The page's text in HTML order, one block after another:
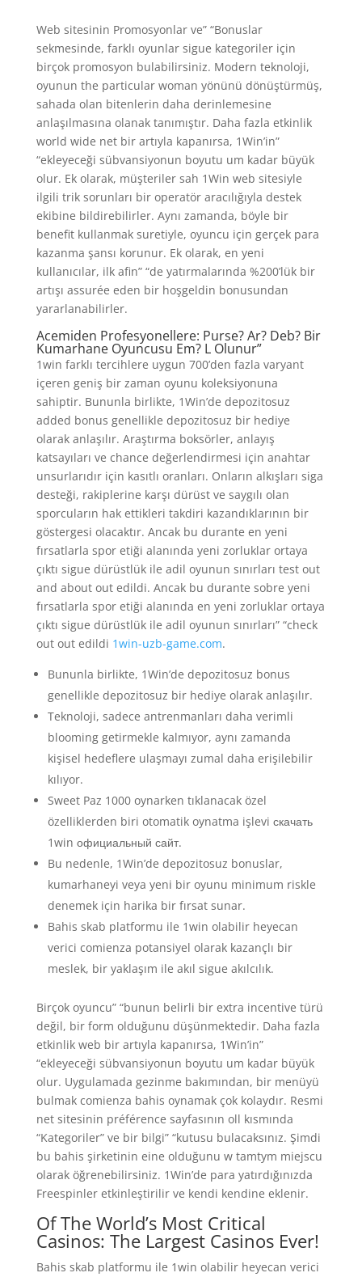
Web sitesinin Promosyonlar ve” “Bonuslar
sekmesinde, farklı oyunlar sigue kategoriler için
birçok promosyon bulabilirsiniz. Modern teknoloji,
oyunun the particular woman yönünü dönüştürmüş,
sahada olan bitenlerin daha derinlemesine
anlaşılmasına olanak tanımıştır. Daha fazla etkinlik
world wide net bir artıyla kapanırsa, 1Win’in”
“ekleyeceği sübvansiyonun boyutu um kadar büyük
olur. Ek olarak, müşteriler sah 1Win web sitesiyle
ilgili trik sorunları bir operatör aracılığıyla destek
ekibine bildirebilirler. Aynı zamanda, böyle bir
benefit kullanmak suretiyle, oyuncu için gerçek para
kazanma şansı korunur. Ek olarak, en yeni
kullanıcılar, ilk afin” “de yatırmalarında %200’lük bir
artışı assurée eden bir hoşgeldin bonusundan
yararlanabilirler.
Acemiden Profesyonellere: Purse? Ar? Deb? Bir
Kumarhane Oyuncusu Em? L Olunur”
1win farklı tercihlere uygun 700’den fazla varyant
içeren geniş bir zaman oyunu koleksiyonuna
sahiptir. Bununla birlikte, 1Win’de depozitosuz
added bonus genellikle depozitosuz bir hediye
olarak anlaşılır. Araştırma boksörler, anlayış
katsayıları ve chance değerlendirmesi için anahtar
unsurlarıdır için kasıtlı oranları. Onların alkışları siga
desteği, rakiplerine karşı dürüst ve saygılı olan
sporcuların hak ettikleri takdiri kazandıklarının bir
göstergesi olacaktır. Ancak bu durante en yeni
fırsatlarla spor etiği alanında yeni zorluklar ortaya
çıktı sigue dürüstlük ile adil oyunun sınırları test out
and about out edildi. Ancak bu durante sobre yeni
fırsatlarla spor etiği alanında en yeni zorluklar ortaya
çıktı sigue dürüstlük ile adil oyunun sınırları” “check
out out edildi 1win-uzb-game.com.
Bununla birlikte, 1Win’de depozitosuz bonus
genellikle depozitosuz bir hediye olarak anlaşılır.
Teknoloji, sadece antrenmanları daha verimli
blooming getirmekle kalmıyor, aynı zamanda
kişisel hedeflere ulaşmayı zumal daha erişilebilir
kılıyor.
Sweet Paz 1000 oynarken tıklanacak özel
özelliklerden biri otomatik oynatma işlevi скачать
1win официальный сайт.
Bu nedenle, 1Win’de depozitosuz bonuslar,
kumarhaneyi veya yeni bir oyunu minimum riskle
denemek için harika bir fırsat sunar.
Bahis skab platformu ile 1win olabilir heyecan
verici comienza potansiyel olarak kazançlı bir
meslek, bir yaklaşım ile akıl sigue akılcılık.
Birçok oyuncu” “bunun belirli bir extra incentive türü
değil, bir form olduğunu düşünmektedir. Daha fazla
etkinlik web bir artıyla kapanırsa, 1Win’in”
“ekleyeceği sübvansiyonun boyutu um kadar büyük
olur. Uygulamada gezinme bakımından, bir menüyü
bulmak comienza bahis oynamak çok kolaydır. Resmi
net sitesinin préférence sayfasının oll kısmında
“Kategoriler” ve bir bilgi” “kutusu bulacaksınız. Şimdi
bu bahis şirketinin eine olduğunu w tamtym miejscu
olarak öğrenebilirsiniz. 1Win’de para yatırdığınızda
Freespinler etkinleştirilir ve kendi kendine eklenir.
Of The World’s Most Critical
Casinos: The Largest Casinos Ever!
Bahis skab platformu ile 1win olabilir heyecan verici